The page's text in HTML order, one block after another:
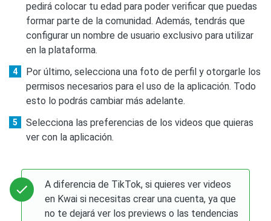
pedirá colocar tu edad para poder verificar que puedas
formar parte de la comunidad. Además, tendrás que
configurar un nombre de usuario exclusivo para utilizar
en la plataforma.
Por último, selecciona una foto de perfil y otorgarle los
permisos necesarios para el uso de la aplicación. Todo
esto lo podrás cambiar más adelante.
Selecciona las preferencias de los videos que quieras
ver con la aplicación.
A diferencia de TikTok, si quieres ver videos
en Kwai si necesitas crear una cuenta, ya que
no te dejará ver los previews o las tendencias